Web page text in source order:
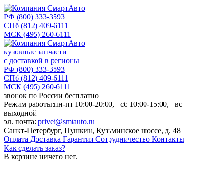
РФ (800) 333-3593
СПб (812) 409-6111
МСК (495) 260-6111
кузовные запчасти
с доставкой в регионы
РФ (800) 333-3593
СПб (812) 409-6111
МСК (495) 260-6111
звонок по России бесплатно
Режим работы:пн-пт 10:00-20:00, сб 10:00-15:00, вс
выходной
эл. почта: privet@smtauto.ru
Санкт-Петербург, Пушкин, Кузьминское шоссе, д. 48
Оплата Доставка Гарантия Сотрудничество Контакты
Как сделать заказ?
В корзине ничего нет.